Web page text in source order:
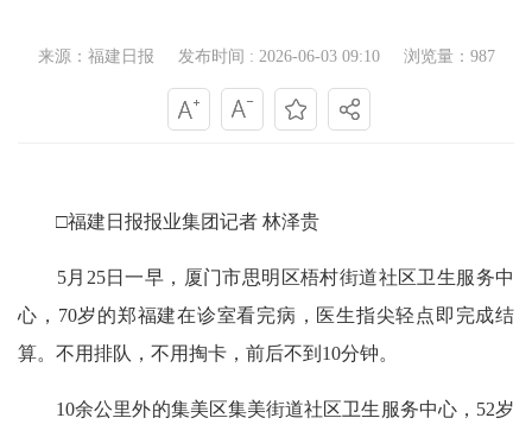
来源：福建日报 发布时间 : 2026-06-03 09:10 浏览量：987
□福建日报报业集团记者 林泽贵
5月25日一早，厦门市思明区梧村街道社区卫生服务中
心，70岁的郑福建在诊室看完病，医生指尖轻点即完成结
算。不用排队，不用掏卡，前后不到10分钟。
10余公里外的集美区集美街道社区卫生服务中心，52岁